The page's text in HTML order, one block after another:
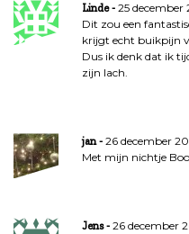
Linde
25 december
Dit zou een
krijgt echt buikpijn
Dus ik denk dat ik
zijn lach.
jan
26 december
Met mijn nichtje
Jens
26 december